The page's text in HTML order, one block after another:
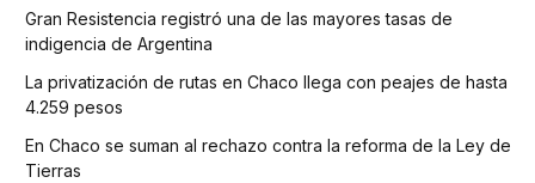
Gran Resistencia registró una de las mayores tasas de
indigencia de Argentina
La privatización de rutas en Chaco llega con peajes de hasta
4.259 pesos
En Chaco se suman al rechazo contra la reforma de la Ley de
Tierras